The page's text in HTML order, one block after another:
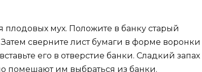
мух. Положите в банку старый
сверните лист бумаги в форме воронки
его в отверстие банки. Сладкий запах
помешают им выбраться из банки.